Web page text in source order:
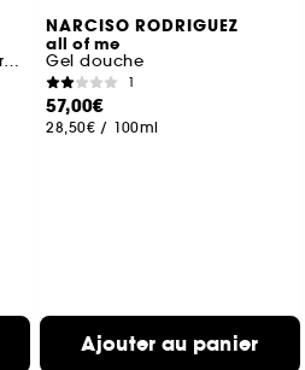
Masque après-solaire nourrissant
NARCISO RODRIGUEZ
all of me
Gel douche
1
57,00€
28,50€ / 100ml
Ajouter au panier